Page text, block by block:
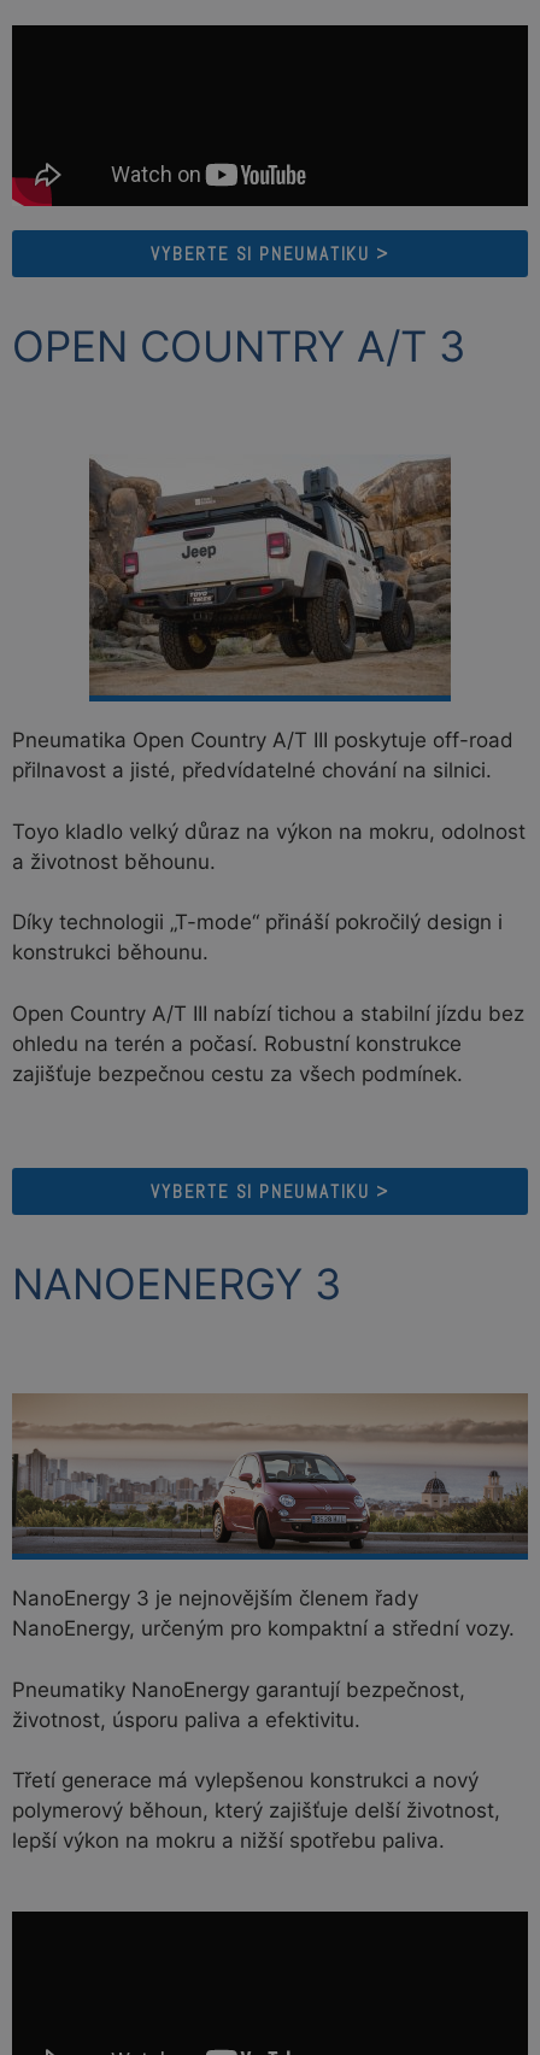
VYBERTE SI PNEUMATIKU >
OPEN COUNTRY A/T 3
Pneumatika Open Country A/T III poskytuje off-road
přilnavost a jisté, předvídatelné chování na silnici.
Toyo kladlo velký důraz na výkon na mokru, odolnost
a životnost běhounu.
Díky technologii „T-mode“ přináší pokročilý design i
konstrukci běhounu.
Open Country A/T III nabízí tichou a stabilní jízdu bez
ohledu na terén a počasí. Robustní konstrukce
zajišťuje bezpečnou cestu za všech podmínek.
VYBERTE SI PNEUMATIKU >
NANOENERGY 3
NanoEnergy 3 je nejnovějším členem řady
NanoEnergy, určeným pro kompaktní a střední vozy.
Pneumatiky NanoEnergy garantují bezpečnost,
životnost, úsporu paliva a efektivitu.
Třetí generace má vylepšenou konstrukci a nový
polymerový běhoun, který zajišťuje delší životnost,
lepší výkon na mokru a nižší spotřebu paliva.